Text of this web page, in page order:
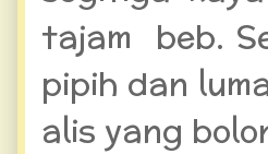
tajam beb.
pipih dan
alis yang